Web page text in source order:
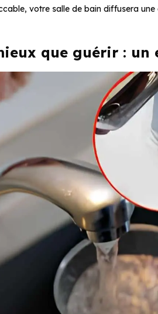
votre salle de bain diffusera
que guérir : un